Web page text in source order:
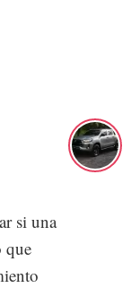
si una
que